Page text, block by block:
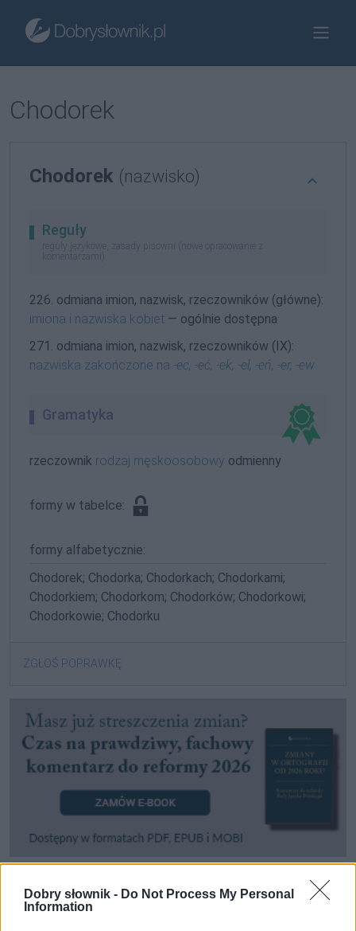
Dobry słownik - Do Not Process My Personal
Information
Chodorek
Chodorek (nazwisko)
Reguły
reguły językowe, zasady pisowni (nowe opracowanie z
komentarzami)
226. odmiana imion, nazwisk, rzeczowników (główne):
imiona i nazwiska kobiet — ogólnie dostępna
271. odmiana imion, nazwisk, rzeczowników (IX):
nazwiska zakończone na -ec, -eć, -ek, -el, -eń, -er, -ew
Gramatyka
rzeczownik rodzaj męskoosobowy odmienny
formy w tabelce:
formy alfabetycznie:
Chodorek; Chodorka; Chodorkach; Chodorkami;
Chodorkiem; Chodorkom; Chodorków; Chodorkowi;
Chodorkowie; Chodorku
ZGŁOŚ POPRAWKĘ
Pozostały wątpliwości? Brakuje czegoś w haśle?